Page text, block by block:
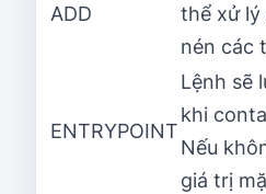
ADD
thể xử lý
nén các
ENTRYPOINT
Lệnh sẽ
khi
Nếu
giá trị